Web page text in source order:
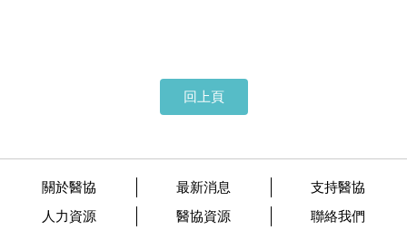
回上頁
關於醫協 最新消息
支持醫協
人力資源
醫協資源 聯絡我們